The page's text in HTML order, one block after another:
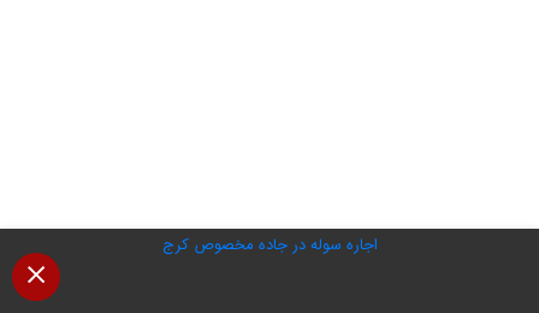
اجاره سوله در جاده مخصوص کرج